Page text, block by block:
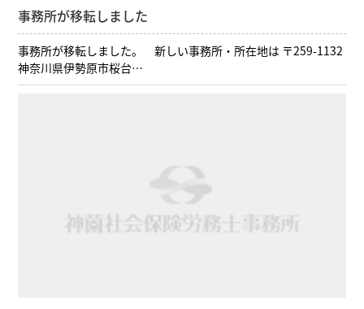
事務所が移転しました
事務所が移転しました。 新しい事務所・所在地は 〒259-1132
神奈川県伊勢原市桜台…